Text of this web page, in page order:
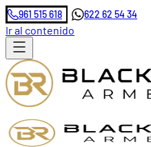
961 515 618 622 62 54 34
Ir al contenido